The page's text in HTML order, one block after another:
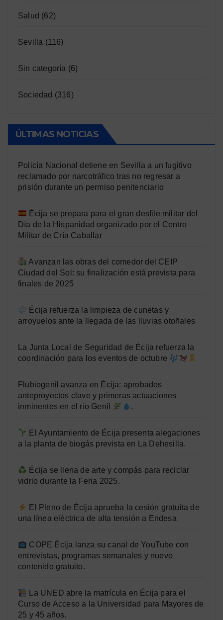
Salud (62)
Sevilla (116)
Sin categoría (6)
Sociedad (316)
ÚLTIMAS NOTICIAS
Policía Nacional detiene en Sevilla a un fugitivo
reclamado por narcotráfico tras no regresar a
prisión durante un permiso penitenciario
Écija se prepara para el gran desfile militar del
Día de la Hispanidad organizado por el Centro
Militar de Cría Caballar
Avanzan las obras del comedor del CEIP
Ciudad del Sol: su finalización está prevista para
finales de 2025
Écija refuerza la limpieza de cunetas y
arroyuelos ante la llegada de las lluvias otoñales
La Junta Local de Seguridad de Écija refuerza la
coordinación para los eventos de octubre
Flubiogenil avanza en Écija: aprobados
anteproyectos clave y primeras actuaciones
inminentes en el río Genil
.
El Ayuntamiento de Écija presenta alegaciones
a la planta de biogás prevista en La Dehesilla.
Écija se llena de arte y compás para reciclar
vidrio durante la Feria 2025.
El Pleno de Écija aprueba la cesión gratuita de
una línea eléctrica de alta tensión a Endesa
COPE Écija lanza su canal de YouTube con
entrevistas, programas semanales y nuevo
contenido gratuito.
La UNED abre la matrícula en Écija para el
Curso de Acceso a la Universidad para Mayores de
25 y 45 años.